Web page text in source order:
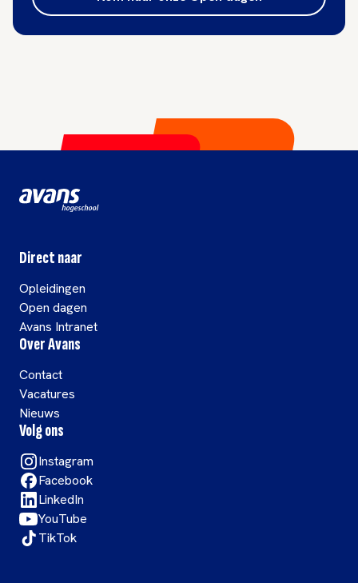
Direct naar
Opleidingen
Open dagen
Avans Intranet
Over Avans
Contact
Vacatures
Nieuws
Volg ons
Instagram
Facebook
LinkedIn
YouTube
TikTok